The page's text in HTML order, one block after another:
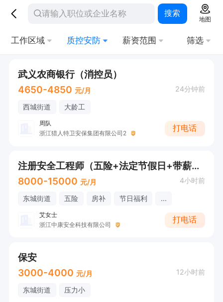
搜索
地图
工作区域 质控安防 薪资范围 筛选
武义农商银行（消控员）
4650-4850 元/月 24分钟前
西城街道 大龄工
周队
浙江猎人特卫安保集团有限公司2
打电话
注册安全工程师（五险+法定节假日+带薪年假）
8000-15000 元/月 4小时前
东城街道 五险 房补 节日福利 ...
艾女士
浙江中康安全科技有限公司
打电话
保安
3000-4000 元/月 12小时前
东城街道 压力小